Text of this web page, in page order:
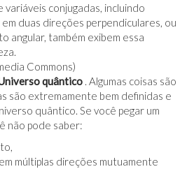
​​conjugadas, incluindo
duas direções perpendiculares, ou
angular, também exibem essa
Commons)
quântico . Algumas coisas são
são extremamente bem definidas e
quântico. Se você pegar um
não pode saber:
múltiplas direções mutuamente